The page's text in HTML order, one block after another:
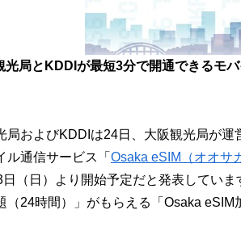
光局とKDDIが最短3分で開通できるモ
局およびKDDIは24日、大阪観光局が
ル通信サービス「 Osaka eSIM（オオサ
（日）より開始予定だと発表してい
（24時間）」がもらえる「Osaka eSIM